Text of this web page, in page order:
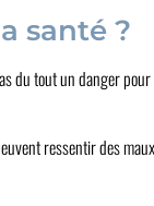
santé ?
tout un danger
ressentir des